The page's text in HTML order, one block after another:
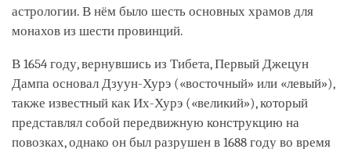
астрологии. В нём было шесть основных храмов для
монахов из шести провинций.
В 1654 году, вернувшись из Тибета, Первый Джецун
Дампа основал Дзуун-Хурэ («восточный» или «левый»),
также известный как Их-Хурэ («великий»), который
представлял собой передвижную конструкцию на
повозках, однако он был разрушен в 1688 году во время